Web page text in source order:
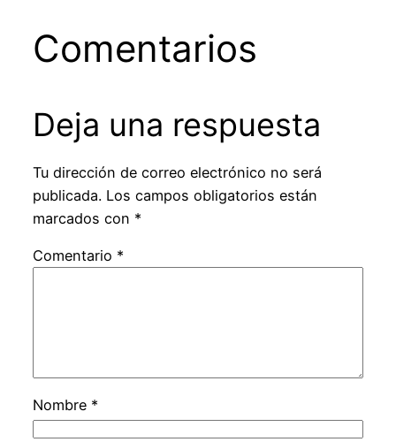
Comentarios
Deja una respuesta
Tu dirección de correo electrónico no será
publicada. Los campos obligatorios están
marcados con *
Comentario *
Nombre *